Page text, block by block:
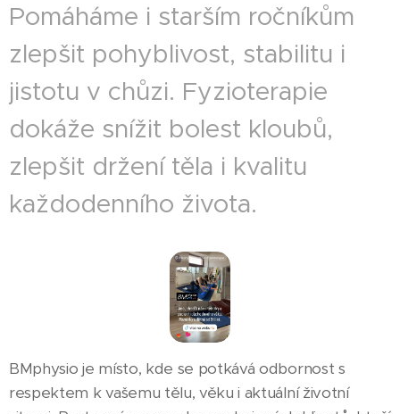
Pomáháme i starším ročníkům
zlepšit pohyblivost, stabilitu i
jistotu v chůzi. Fyzioterapie
dokáže snížit bolest kloubů,
zlepšit držení těla i kvalitu
každodenního života.
BMphysio je místo, kde se potkává odbornost s
respektem k vašemu tělu, věku i aktuální životní